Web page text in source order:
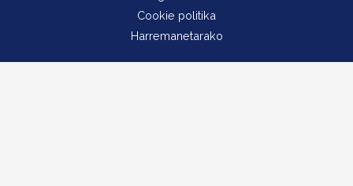
Cookie politika
Harremanetarako